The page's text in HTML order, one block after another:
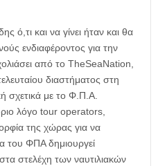
ό,τι και να γίνει ήταν και θα
ενδιαφέροντος για την
από το TheSeaNation,
διαστήματος στη
σχετικά με το Φ.Π.Α.
λόγο tour operators,
της χώρας για να
του ΦΠΑ δημιουργεί
στελέχη των ναυτιλιακών